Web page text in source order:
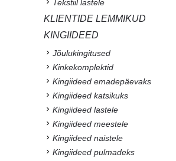
Tekstiil lastele
KLIENTIDE LEMMIKUD
KINGIIDEED
Jõulukingitused
Kinkekomplektid
Kingiideed emadepäevaks
Kingiideed katsikuks
Kingiideed lastele
Kingiideed meestele
Kingiideed naistele
Kingiideed pulmadeks